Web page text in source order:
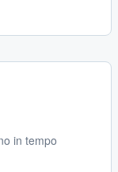
in tempo